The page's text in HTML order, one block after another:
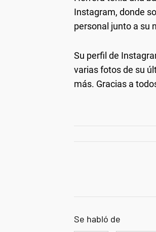
Instagram, donde
personal junto a su
Su perfil de
varias fotos de su
más. Gracias a
Se habló de